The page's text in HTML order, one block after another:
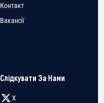
Контакт
Вакансії
Слідкувати За Нами
X